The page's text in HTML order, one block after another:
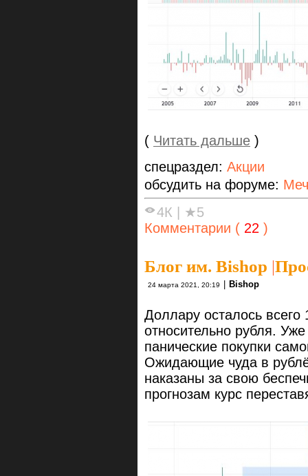
( Читать дальше )
спецраздел: Акции
обсудить на форуме:
4К | ★5
Комментарии ( 22 )
Блог им. Bishop |
24 марта 2021, 20:19 | Bishop
Доллару осталось всего
относительно рубля.
панические покупки
Ожидающие чуда в
наказаны за свою
прогнозам курс